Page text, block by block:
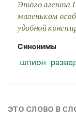
Этого агента
маленьком
удобной
Синонимы
шпион
ЭТО СЛОВО В